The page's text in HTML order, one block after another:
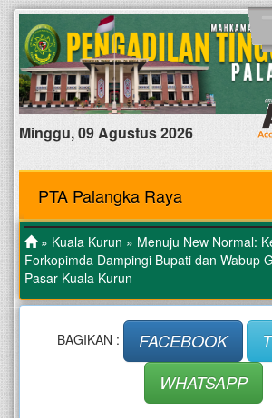
Minggu, 09 Agustus 2026
PTA Palangka Raya
» Kuala Kurun » Menuju New Normal:
Forkopimda Dampingi Bupati dan Wabup
Pasar Kuala Kurun
BAGIKAN : FACEBOOK
WHATSAPP